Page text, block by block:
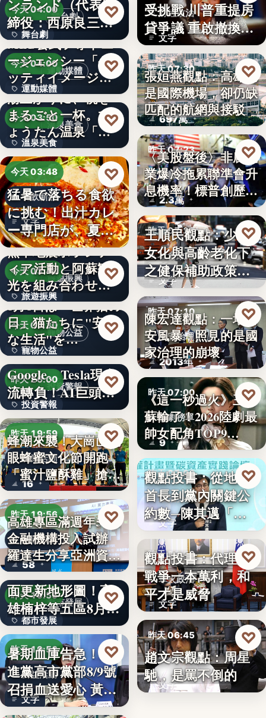
舞台劇
今天 04:00
舞台劇
文字
ンランド（代表取
締役：西原良三）
特別協賛…
♡
運動媒體
今天 04:00
運動媒體
2,430
MLB公式フォトエ
ージェンシー「ゲ
ッティイメージ
ズ」五十…
♡
溫泉美食
今天 03:50
溫泉美食
14年
湯上がりに、桃を
まるごと一杯。ひ
ょうたん温泉「飲
泉堂」、…
♡
今天 03:48
餐飲新品
文字
猛暑で落ちる食欲
に挑む！出汁カレ
ー専門店が、夏限
定「無限…
♡
旅遊振興
今天 03:48
旅遊振興
2
熊本地震ボランテ
ィア活動と阿蘇観
光を組み合わせた
「ボラン…
♡
寵物公益
今天 03:30
寵物公益
8%
8月8日は「世界猫の
日」猫たちに"安全
な生活"を…
♡
投資警報
昨天 20:00
投資警報
文字
下班國際線》
Google、Tesla現金
流轉負！AI巨頭…
♡
昨天 19:59
農業活動
16
蜂潮來襲！大崗山龍
眼蜂蜜文化節開跑
「蜜汁鹽酥雞」搶先
爆…
♡
昨天 19:56
金融政策
58
高雄專區滿週年58家
金融機構投入試辦
羅達生分享亞洲資
產…
♡
都市發展
昨天 19:55
都市發展
文字
二十多年來首次全
面更新地形圖！高
雄楠梓等五區8月20
日上…
♡
昨天 19:53
公益活動
文字
暑期血庫告急！民
進黨高市黨部8/9號
召捐血送愛心 黃
捷、…
♡
財經政治
文字
受挑戰 川普重提房
貸爭議 重啟撤換庫
克程…
昨天 07:30
航空政策
697萬
張姮燕觀點：高雄已
是國際機場，卻仍缺
匹配的航網與接駁
♡
昨天 07:23
美股財經
2.3萬
〈美股盤後〉非農就
業爆冷拖累聯準會升
息機率！標普創歷史
新…
♡
昨天 07:20
社會政策
文字
王順民觀點：少子
女化與高齡老化下
之健保補助政策的
解構、重…
♡
昨天 07:10
食安治理
2013年
陳宏達觀點：一場食
安風暴，照見的是國
家治理的崩壞
♡
昨天 07:00
影劇榜單
9
《這一秒過火》王籽
蘇輸了！2026陸劇最
帥女配角TOP9…
♡
昨天 07:00
政治分析
文字
觀點投書：從地方
首長到黨內關鍵公
約數─陳其邁「被
組閣」背…
♡
昨天 06:50
軍火政治
文字
觀點投書：代理人
戰爭一本萬利，和
平才是威脅
♡
昨天 06:45
文化評論
文字
趙文宗觀點：周星
馳，是罵不倒的
♡